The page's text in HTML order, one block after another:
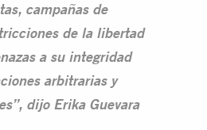
campañas de
de la libertad
a su integridad
arbitrarias y
dijo Erika Guevara